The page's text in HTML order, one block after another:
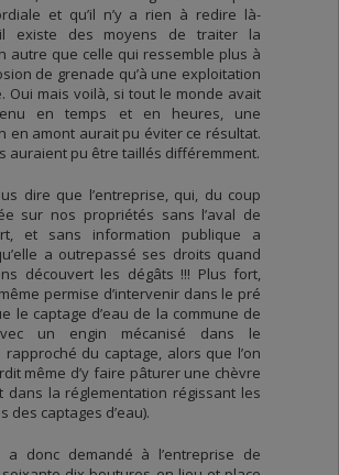
et qu’il n’y a rien à redire là-
existe des moyens de traiter la
autre que celle qui ressemble plus à
de grenade qu’à une exploitation
Oui mais voilà, si tout le monde avait
en temps et en heures, une
en amont aurait pu éviter ce résultat.
auraient pu être taillés différemment.
dire que l’entreprise, qui, du coup
sur nos propriétés sans l’aval de
et sans information publique a
a outrepassé ses droits quand
découvert les dégâts !!! Plus fort,
permise d’intervenir dans le pré
le captage d’eau de la commune de
un engin mécanisé dans le
rapproché du captage, alors que l’on
même d’y faire pâturer une chèvre
dans la réglementation régissant les
des captages d’eau).
a donc demandé à l’entreprise de